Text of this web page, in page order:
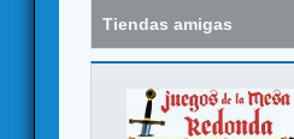
Tiendas amigas